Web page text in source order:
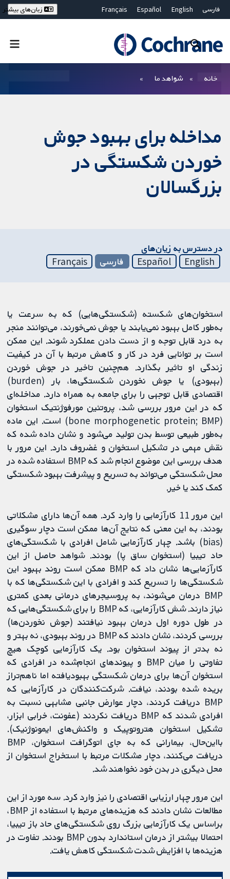
فارسی English
Español
Français
Bahasa Malaysia
ไทย
繁體中文
زبان‌های بیشتر
خانه شواهد ما
مداخله برای بهبود جوش
خوردن شکستگی در
بزرگسالان
در دسترس به زیان‌های
English
Español فارسی Français
استخوان‌های شکسته (شکستگی‌هایی) که به سرعت یا
به‌طور کامل بهبود نمی‌یابند یا جوش نمی‌خورند، می‌توانند منجر
به درد قابل توجه و از دست دادن عملکرد شوند. این ممکن
است بر توانایی فرد در کار و کاهش مرتبط با آن در کیفیت
زندگی او تاثیر بگذارد. هم‌چنین تاخیر در جوش خوردن
(بهبودی) یا جوش نخوردن شکستگی‌ها، بار (burden)
اقتصادی قابل توجهی را برای جامعه به همراه دارد. مداخله‌ای
که در این مرور بررسی شد، پروتئین مورفوژنتیک استخوان
(bone morphogenetic protein; BMP) است. این ماده
به‌طور طبیعی توسط بدن تولید می‌شود و نشان داده شده که
نقش مهمی در تشکیل استخوان و غضروف دارد. این مرور با
هدف بررسی این موضوع انجام شد که BMP استفاده شده در
محل شکستگی می‌تواند به تسریع و پیشرفت بهبود شکستگی
کمک کند یا خیر.
این مرور 11 کارآزمایی را وارد کرد. همه آن‌ها دارای مشکلاتی
بودند، به این معنی که نتایج آن‌ها ممکن است دچار سوگیری
(bias) باشد. چهار کارآزمایی شامل افرادی با شکستگی‌های
حاد تیبیا (استخوان ساق پا) بودند. شواهد حاصل از این
کارآزمایی‌ها نشان داد که BMP ممکن است روند بهبود این
شکستگی‌ها را تسریع کند و افرادی با این شکستگی‌ها که با
BMP درمان می‌شوند، به پروسیجرهای درمانی بعدی کمتری
نیاز دارند. شش کارآزمایی، که BMP را برای شکستگی‌هایی که
در طول دوره اول درمان بهبود نیافتند (جوش نخوردن‌ها)
بررسی کردند، نشان دادند که BMP در روند بهبودی، نه بهتر و
نه بدتر از پیوند استخوان بود. یک کارآزمایی کوچک هیچ
تفاوتی را میان BMP و پیوندهای انجام‌شده در افرادی که
استخوان آن‌ها برای درمان شکستگی بهبودیافته اما ناهم‌تراز
بریده شده بودند، نیافت. شرکت‌کنندگان در کارآزمایی که
BMP دریافت کردند، دچار عوارض جانبی مشابهی نسبت به
افرادی شدند که BMP دریافت نکردند (عفونت، خرابی ابزار،
تشکیل استخوان هتروتوپیک و واکنش‌های ایمونوژنیک).
بااین‌حال، بیمارانی که به جای اتوگرافت استخوان، BMP
دریافت می‌کنند، دچار مشکلات مرتبط با استخراج استخوان از
محل دیگری در بدن خود نخواهند شد.
این مرور چهار ارزیابی اقتصادی را نیز وارد کرد. سه مورد از این
مطالعات نشان دادند که هزینه‌های مرتبط با استفاده از BMP،
براساس یک کارآزمایی بزرگ روی شکستگی‌های حاد باز تیبیا،
احتمالا بیشتر از درمان استاندارد بدون BMP بودند. تفاوت در
هزینه‌ها با افزایش شدت شکستگی کاهش یافت.